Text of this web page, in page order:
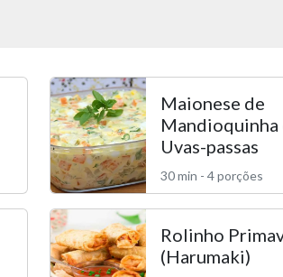
Maionese de
Mandioquinha
Uvas-passas
30 min - 4 porções
Rolinho
(Harumaki)